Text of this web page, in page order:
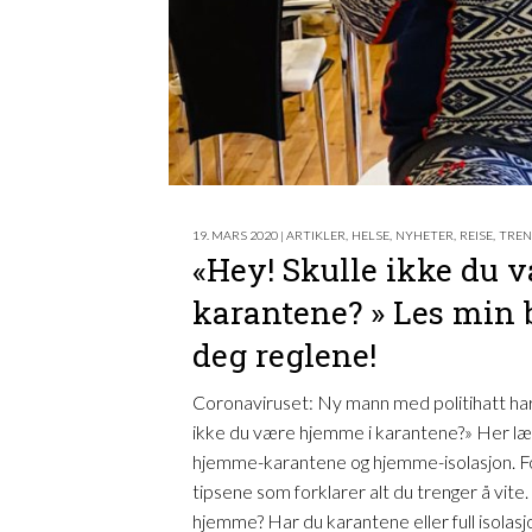
19. MARS 2020 | ARTIKLER HELSE NYHETER REISE
«Hey! Skulle ikke du
karantene? » Les
deg reglene!
Coronaviruset: Ny mann med politihatt
ikke du være hjemme i karantene?» Her
hjemme-karantene og hjemme-isolasjon.
tipsene som forklarer alt du trenger å
hjemme? Har du karantene eller full